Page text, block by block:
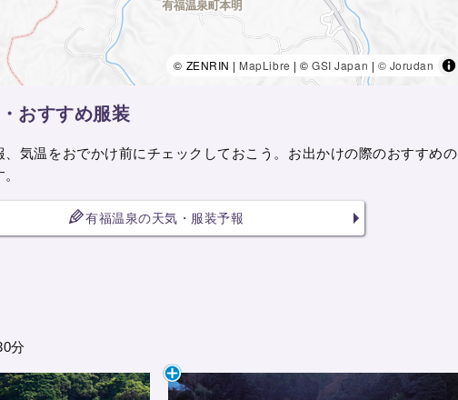
© ZENRIN | MapLibre | ©GSI Japan | © Jorudan
おすすめ服装
気温をおでかけ前にチェックしておこう。お出かけの際のおすすめの
有福温泉の天気・服装予報
分